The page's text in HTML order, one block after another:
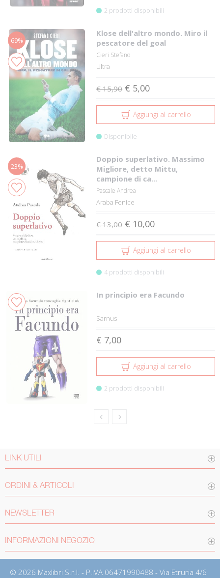
2 prodotti disponibili
69%
Klose dell'altro mondo. Miro il
pescatore del goal
Cieri Stefano
Ultra
€ 15,90 € 5,00
Aggiungi al carrello
Disponibile
23%
Doppio superlativo. Massimo
Migliore, detto Mittu,
campione di ca...
Pascale Andrea
Araba Fenice
€ 13,00 € 10,00
Aggiungi al carrello
4 prodotti disponibili
In principio era Facundo
Sarnus
€ 7,00
Aggiungi al carrello
2 prodotti disponibili
LINK UTILI
ORDINI & ARTICOLI
NEWSLETTER
INFORMAZIONI NEGOZIO
© 2026 Maxlibri S.r.l. - P.IVA 06471990488 - Via Etruria 4/6